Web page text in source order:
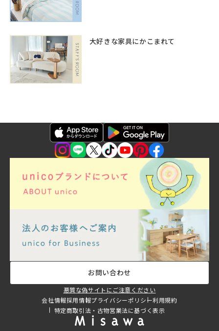
大好きな家具にかこまれて
お問い合わせ
悪質な偽サイトにご注意ください
会社情報採用情報プライバシーポリシー利用規約
特定商取引法・古物営業法に基づく表示